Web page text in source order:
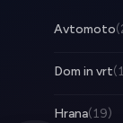
Avtomoto
Dom in vrt
Hrana(19)